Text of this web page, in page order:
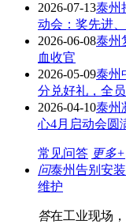
2026-07-13泰州
动会：奖先进
2026-06-08泰州
血收官
2026-05-09泰州
分兑好礼，全员
2026-04-10泰州
心4月启动会圆
常见问答 更多+
问泰州告别安
维护
答在工业现场